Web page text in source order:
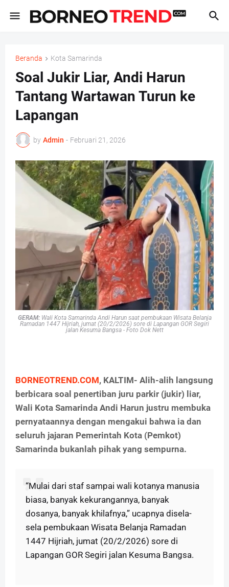
Beranda Kota Samarinda
Soal Jukir Liar, Andi Harun
Tantang Wartawan Turun ke
Lapangan
by Admin - Februari 21, 2026
GERAM:Wali Kota Samarinda Andi Harun saat pembukaan Wisata Belanja
Ramadan 1447 Hijriah, jumat (20/2/2026) sore di Lapangan GOR Segiri
jalan Kesuma Bangsa - Foto Dok Nett
BORNEOTREND.COM, KALTIM- Alih-alih langsung
berbicara soal penertiban juru parkir (jukir) liar,
Wali Kota Samarinda Andi Harun justru membuka
pernyataannya dengan mengakui bahwa ia dan
seluruh jajaran Pemerintah Kota (Pemkot)
Samarinda bukanlah pihak yang sempurna.
“Mulai dari staf sampai wali kotanya manusia
biasa, banyak kekurangannya, banyak
dosanya, banyak khilafnya,” ucapnya disela-
sela pembukaan Wisata Belanja Ramadan
1447 Hijriah, jumat (20/2/2026) sore di
Lapangan GOR Segiri jalan Kesuma Bangsa.